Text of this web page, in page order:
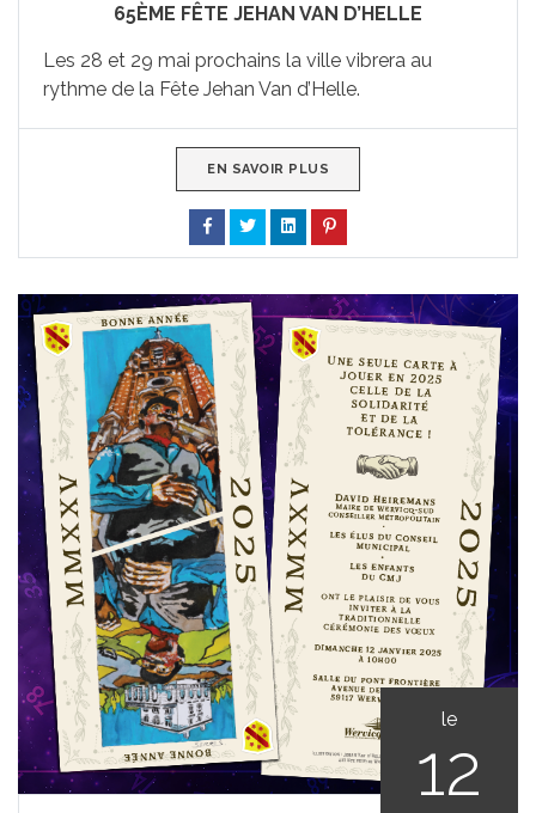
65ÈME FÊTE JEHAN VAN D’HELLE
Les 28 et 29 mai prochains la ville vibrera au
rythme de la Fête Jehan Van d’Helle.
EN SAVOIR PLUS
le
12